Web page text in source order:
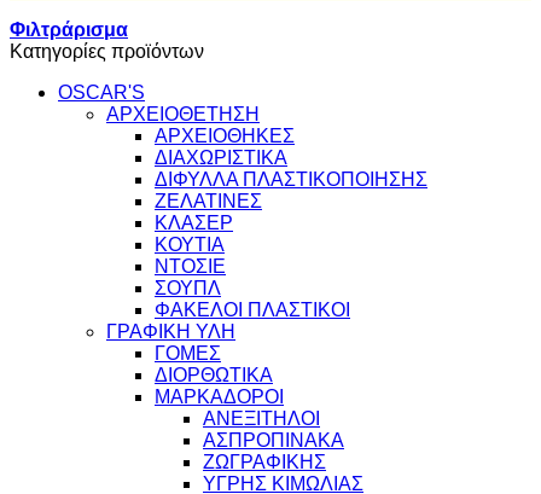
Φιλτράρισμα
Κατηγορίες προϊόντων
OSCAR'S
ΑΡΧΕΙΟΘΕΤΗΣΗ
ΑΡΧΕΙΟΘΗΚΕΣ
ΔΙΑΧΩΡΙΣΤΙΚΑ
ΔΙΦΥΛΛΑ ΠΛΑΣΤΙΚΟΠΟΙΗΣΗΣ
ΖΕΛΑΤΙΝΕΣ
ΚΛΑΣΕΡ
ΚΟΥΤΙΑ
ΝΤΟΣΙΕ
ΣΟΥΠΛ
ΦΑΚΕΛΟΙ ΠΛΑΣΤΙΚΟΙ
ΓΡΑΦΙΚΗ ΥΛΗ
ΓΟΜΕΣ
ΔΙΟΡΘΩΤΙΚΑ
ΜΑΡΚΑΔΟΡΟΙ
ΑΝΕΞΙΤΗΛΟΙ
ΑΣΠΡΟΠΙΝΑΚΑ
ΖΩΓΡΑΦΙΚΗΣ
ΥΓΡΗΣ ΚΙΜΩΛΙΑΣ